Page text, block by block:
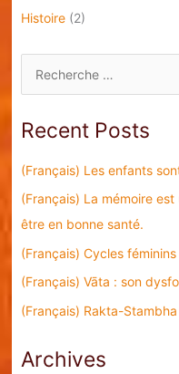
Histoire(2)
e
r
c
h
f
o
Recent Posts
(Français) Les enfants
(Français) La mémoire
être en bonne santé.
(Français) Cycles
(Français) Vāta : son
(Français) Rakta-Stambha
Archives